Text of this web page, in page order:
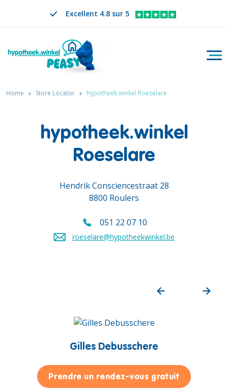
Excellent 4.8 sur 5
Rechercher
CHANGER DE LANGUE. LA LANGUE
FR
Home Store Locator hypotheek.winkel Roeselare
hypotheek.winkel
Roeselare
Hendrik Consciencestraat 28
8800 Roulers
Appelez-nous au
051 22 07 10
Envoyez un e-mail à
roeselare@hypotheekwinkel.be
Gilles Debusschere
Prendre un rendez-vous gratuitpour Gilles